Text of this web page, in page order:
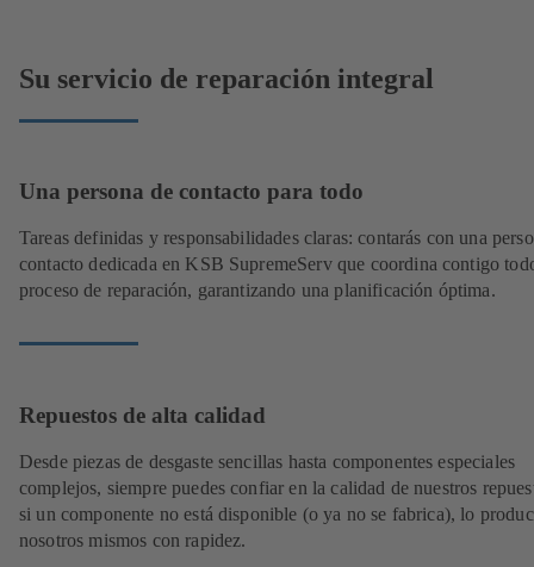
Su servicio de reparación integral
Una persona de contacto para todo
Tareas definidas y responsabilidades claras: contarás con una
contacto dedicada en KSB SupremeServ que coordina contigo
proceso de reparación, garantizando una planificación óptima.
Repuestos de alta calidad
Desde piezas de desgaste sencillas hasta componentes especiales
complejos, siempre puedes confiar en la calidad de nuestros
si un componente no está disponible (o ya no se fabrica), lo
nosotros mismos con rapidez.